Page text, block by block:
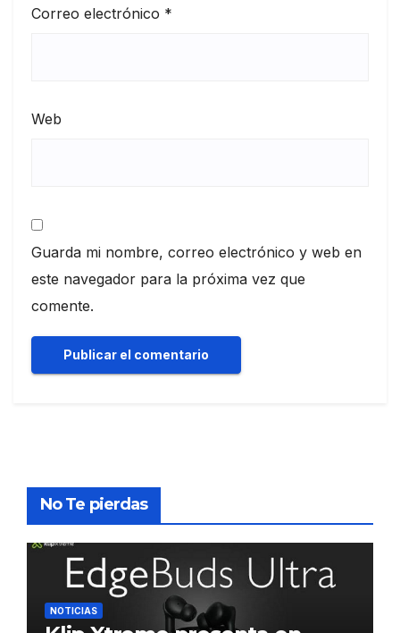
Correo electrónico *
Web
Guarda mi nombre, correo electrónico y web en
este navegador para la próxima vez que
comente.
No Te pierdas
NOTICIAS